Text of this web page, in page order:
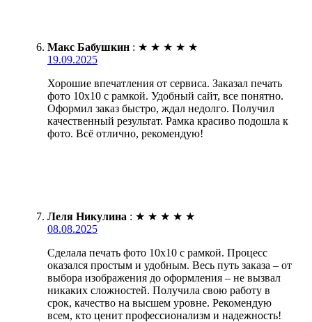
Макс Бабушкин : ★ ★ ★ ★ ★
19.09.2025
Хорошие впечатления от сервиса. Заказал печать
фото 10х10 с рамкой. Удобный сайт, все понятно.
Оформил заказ быстро, ждал недолго. Получил
качественный результат. Рамка красиво подошла к
фото. Всё отлично, рекомендую!
Леля Никулина : ★ ★ ★ ★ ★
08.08.2025
Сделала печать фото 10х10 с рамкой. Процесс
оказался простым и удобным. Весь путь заказа – от
выбора изображения до оформления – не вызвал
никаких сложностей. Получила свою работу в
срок, качество на высшем уровне. Рекомендую
всем, кто ценит профессионализм и надежность!